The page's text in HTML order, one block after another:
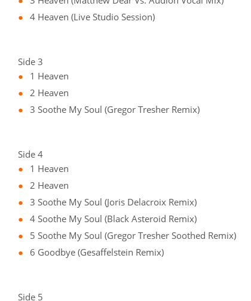
4 Heaven (Live Studio Session)
Side 3
1 Heaven
2 Heaven
3 Soothe My Soul (Gregor Tresher Remix)
Side 4
1 Heaven
2 Heaven
3 Soothe My Soul (Joris Delacroix Remix)
4 Soothe My Soul (Black Asteroid Remix)
5 Soothe My Soul (Gregor Tresher Soothed Remix)
6 Goodbye (Gesaffelstein Remix)
Side 5